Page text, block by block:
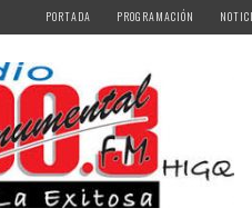
PORTADA PROGRAMACIÓN